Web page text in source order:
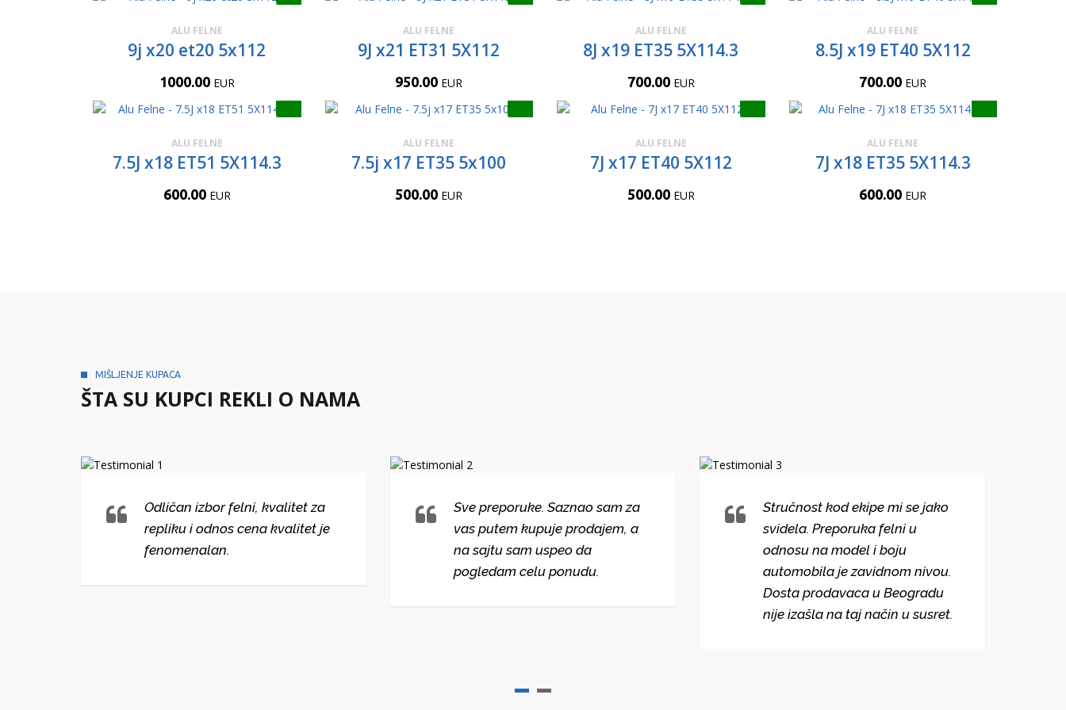
ALU FELNE
9j x20 et20 5x112
1000.00 EUR
ALU FELNE
9J x21 ET31 5X112
950.00 EUR
ALU FELNE
8J x19 ET35 5X114.3
700.00 EUR
ALU FELNE
8.5J x19 ET40 5X112
700.00 EUR
ALU FELNE
7.5J x18 ET51 5X114.3
600.00 EUR
ALU FELNE
7.5j x17 ET35 5x100
500.00 EUR
ALU FELNE
7J x17 ET40 5X112
500.00 EUR
ALU FELNE
7J x18 ET35 5X114.3
600.00 EUR
MIŠLJENJE KUPACA
ŠTA SU KUPCI REKLI O NAMA
Odličan izbor felni, kvalitet za
repliku i odnos cena kvalitet je
fenomenalan.
Sve preporuke. Saznao sam za
vas putem kupuje prodajem, a
na sajtu sam uspeo da
pogledam celu ponudu.
Stručnost kod ekipe mi se jako
svidela. Preporuka felni u
odnosu na model i boju
automobila je zavidnom nivou.
Dosta prodavaca u Beogradu
nije izašla na taj način u susret.